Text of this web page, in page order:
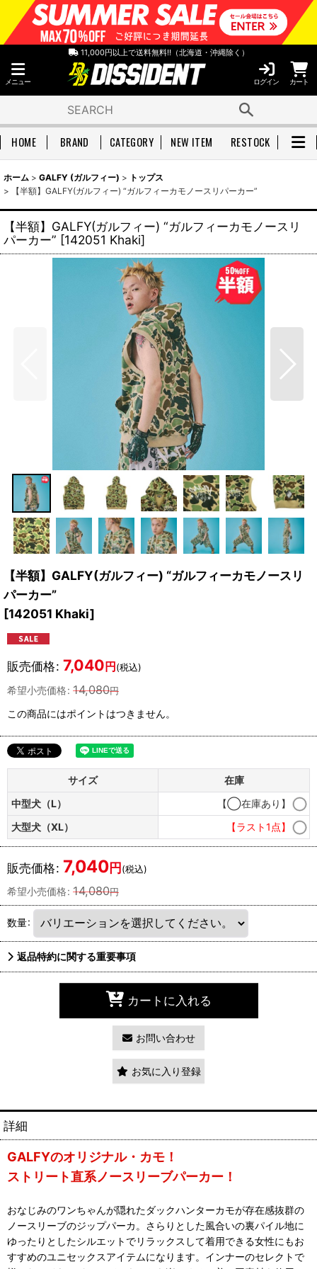
11,000円以上で送料無料!!（北海道・沖縄除く）
メニュー ログイン カート
HOME BRAND CATEGORY NEW ITEM RESTOCK
ホーム > GALFY (ガルフィー) > トップス
>
【半額】GALFY(ガルフィー) “ガルフィーカモノースリパーカー”
【半額】GALFY(ガルフィー) “ガルフィーカモノースリ
パーカー” [142051 Khaki]
【半額】GALFY(ガルフィー) “ガルフィーカモノースリ
パーカー”
[142051 Khaki]
販売価格: 7,040円(税込)
希望小売価格: 14,080円
この商品にはポイントはつきません。
サイズ
在庫
中型犬（L）
【◯在庫あり】
大型犬（XL）
【ラスト1点】
販売価格: 7,040円(税込)
希望小売価格: 14,080円
数量:
返品特約に関する重要事項
カートに入れる
お問い合わせ
お気に入り登録
詳細
GALFYのオリジナル・カモ！
ストリート直系ノースリーブパーカー！
おなじみのワンちゃんが隠れたダックハンターカモが存在感抜群の
ノースリーブのジップパーカ。さらりとした風合いの裏パイル地に
ゆったりとしたシルエットでリラックスして着用できる女性にもお
すすめのユニセックスアイテムになります。インナーのセレクトで